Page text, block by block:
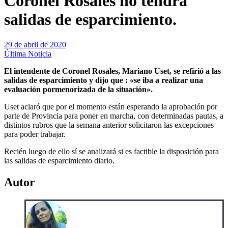
salidas de esparcimiento.
29 de abril de 2020
Última Noticia
El intendente de Coronel Rosales, Mariano Uset, se refirió a las
salidas de esparcimiento y dijo que : «se iba a realizar una
evaluación pormenorizada de la situación».
Uset aclaró que por el momento están esperando la aprobación por
parte de Provincia para poner en marcha, con determinadas pautas, a
distintos rubros que la semana anterior solicitaron las excepciones
para poder trabajar.
Recién luego de ello sí se analizará si es factible la disposición para
las salidas de esparcimiento diario.
Autor